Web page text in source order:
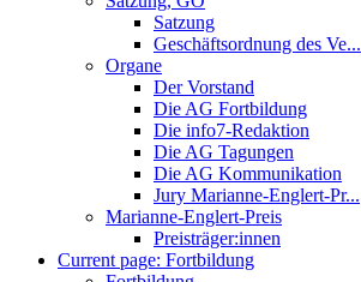
Satzung
Geschäftsordnung des Ve...
Organe
Der Vorstand
Die AG Fortbildung
Die info7-Redaktion
Die AG Tagungen
Die AG Kommunikation
Jury Marianne-Englert-Pr...
Marianne-Englert-Preis
Preisträger:innen
Current page: Fortbildung